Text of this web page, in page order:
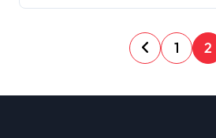
P
a
g
1 2